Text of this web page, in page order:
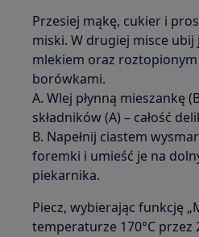
Przesiej mąkę, cukier i
miski. W drugiej misce ubij
mlekiem oraz roztopionym
borówkami.
A. Wlej płynną mieszankę
składników (A) – całość
B. Napełnij ciastem
foremki i umieść je na
piekarnika.
Piecz, wybierając funkcję
temperaturze 170°C przez